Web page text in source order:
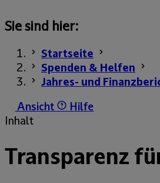
Sie sind hier:
Startseite
Spenden & Helfen
Jahres- und
Ansicht
Hilfe
Inhalt
Transparenz